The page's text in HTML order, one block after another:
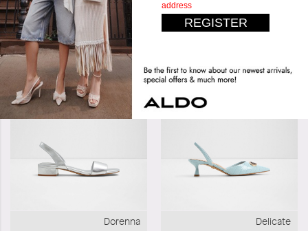
تصاميم مشابهة
Flex
Dorenna Delicate